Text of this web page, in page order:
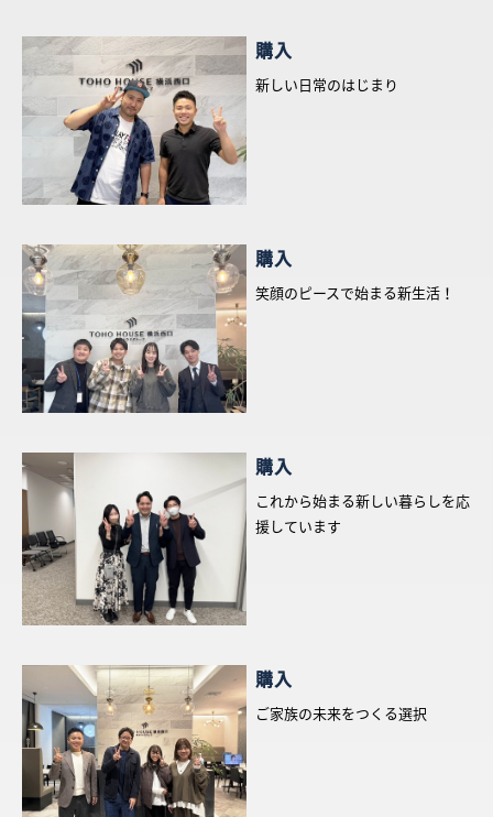
お客様の声
お知らせ
採用情報
ログイン
お気に入り物件一覧
サイトマップ
What’s MIRAKARE
購入
新しい日常のはじまり
購入
笑顔のピースで始まる新生活！
購入
これから始まる新しい暮らしを応
援しています
購入
ご家族の未来をつくる選択